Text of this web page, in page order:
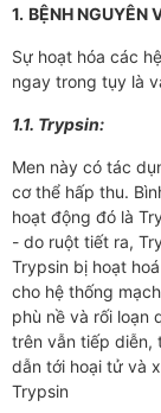
1. BỆNH NGUYÊN
Sự hoạt hóa các
ngay trong tụy là
1.1. Trypsin:
Men này có tác
cơ thể hấp thu.
hoạt động đó là
- do ruột tiết ra,
Trypsin bị hoạt
cho hệ thống
phù nề và rối loạn
trên vẫn tiếp diễn,
dẫn tới hoại tử và
Trypsin